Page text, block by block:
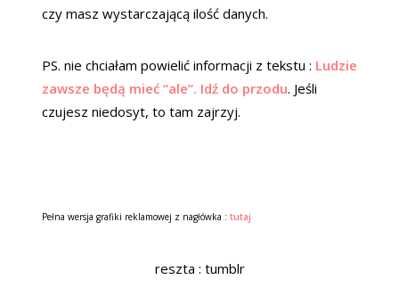
czy masz wystarczającą ilość danych.
PS. nie chciałam powielić informacji z tekstu : Ludzie
zawsze będą mieć “ale”. Idź do przodu. Jeśli
czujesz niedosyt, to tam zajrzyj.
Pełna wersja grafiki reklamowej z nagłówka : tutaj
reszta : tumblr